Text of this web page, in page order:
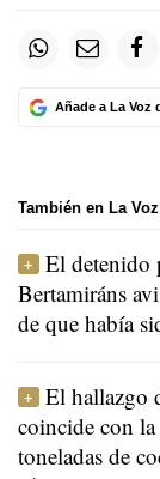
Añade a La Voz
También en La Voz
El detenido
Bertamiráns
de que había
El hallazgo
coincide con
toneladas de